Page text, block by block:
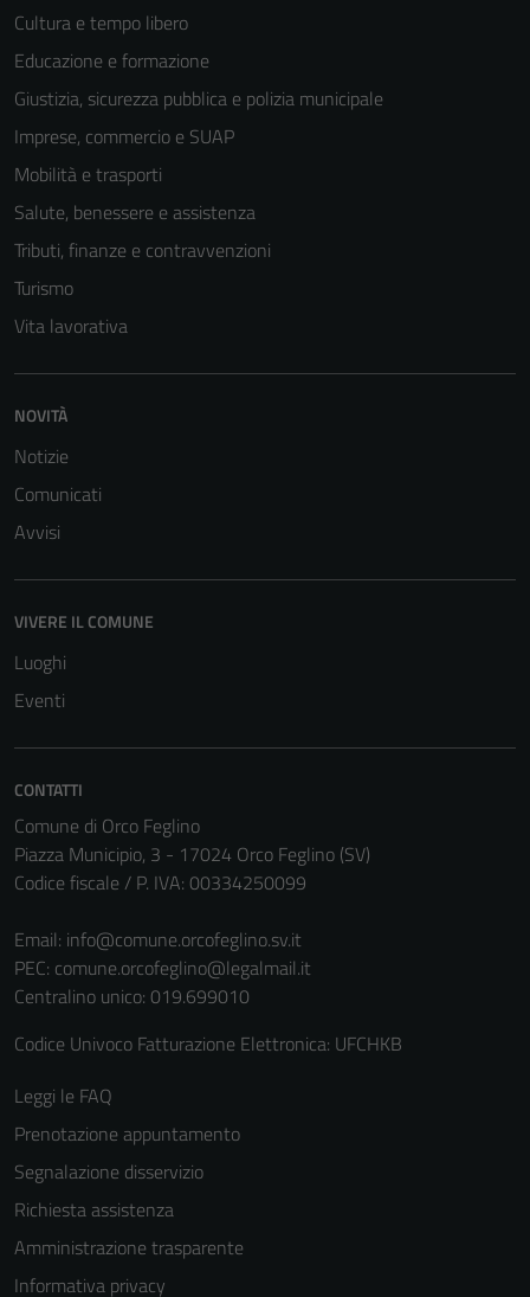
Cultura e tempo libero
Educazione e formazione
Giustizia, sicurezza pubblica e polizia municipale
Imprese, commercio e SUAP
Mobilità e trasporti
Salute, benessere e assistenza
Tributi, finanze e contravvenzioni
Turismo
Vita lavorativa
NOVITÀ
Notizie
Comunicati
Avvisi
VIVERE IL COMUNE
Luoghi
Eventi
CONTATTI
Comune di Orco Feglino
Piazza Municipio, 3 - 17024 Orco Feglino (SV)
Codice fiscale / P. IVA: 00334250099
Email: info@comune.orcofeglino.sv.it
PEC: comune.orcofeglino@legalmail.it
Centralino unico: 019.699010
Codice Univoco Fatturazione Elettronica: UFCHKB
Leggi le FAQ
Prenotazione appuntamento
Segnalazione disservizio
Richiesta assistenza
Amministrazione trasparente
Informativa privacy